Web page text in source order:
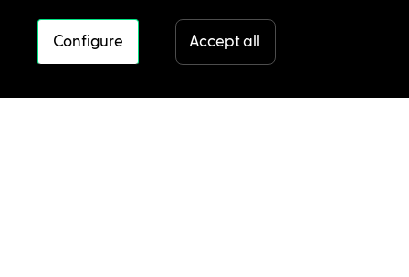
Configure Accept all